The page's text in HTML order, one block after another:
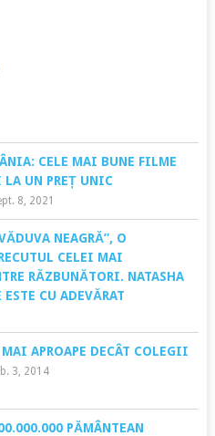
CELE MAI BUNE FILME
UN PREȚ UNIC
8, 2021
NEAGRĂ”, O
CELEI MAI
RĂZBUNĂTORI. NATASHA
CU ADEVĂRAT
APROAPE DECÂT COLEGII
3, 2014
PĂMÂNTEAN